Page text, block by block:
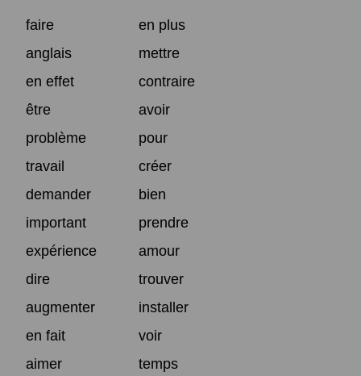
faire
en plus
anglais
mettre
en effet
contraire
être
avoir
problème
pour
travail
créer
demander
bien
important
prendre
expérience
amour
dire
trouver
augmenter
installer
en fait
voir
aimer
temps